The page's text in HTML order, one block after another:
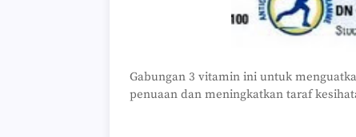
Gabungan 3 vitamin ini untuk
penuaan dan meningkatkan taraf